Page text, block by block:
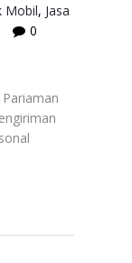
Mobil, Jasa
0